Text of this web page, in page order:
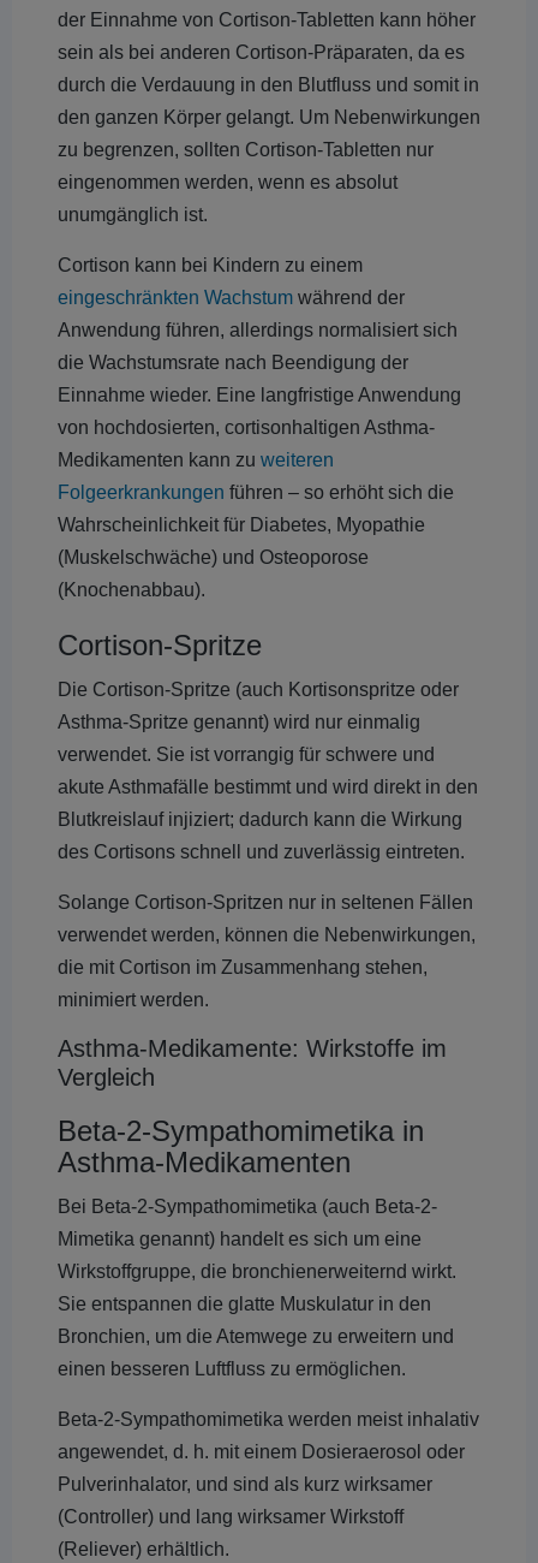
der Einnahme von Cortison-Tabletten kann höher
sein als bei anderen Cortison-Präparaten, da es
durch die Verdauung in den Blutfluss und somit in
den ganzen Körper gelangt. Um Nebenwirkungen
zu begrenzen, sollten Cortison-Tabletten nur
eingenommen werden, wenn es absolut
unumgänglich ist.
Cortison kann bei Kindern zu einem
eingeschränkten Wachstum während der
Anwendung führen, allerdings normalisiert sich
die Wachstumsrate nach Beendigung der
Einnahme wieder. Eine langfristige Anwendung
von hochdosierten, cortisonhaltigen Asthma-
Medikamenten kann zu weiteren
Folgeerkrankungen führen – so erhöht sich die
Wahrscheinlichkeit für Diabetes, Myopathie
(Muskelschwäche) und Osteoporose
(Knochenabbau).
Cortison-Spritze
Die Cortison-Spritze (auch Kortisonspritze oder
Asthma-Spritze genannt) wird nur einmalig
verwendet. Sie ist vorrangig für schwere und
akute Asthmafälle bestimmt und wird direkt in den
Blutkreislauf injiziert; dadurch kann die Wirkung
des Cortisons schnell und zuverlässig eintreten.
Solange Cortison-Spritzen nur in seltenen Fällen
verwendet werden, können die Nebenwirkungen,
die mit Cortison im Zusammenhang stehen,
minimiert werden.
Asthma-Medikamente: Wirkstoffe im
Vergleich
Beta-2-Sympathomimetika in
Asthma-Medikamenten
Bei Beta-2-Sympathomimetika (auch Beta-2-
Mimetika genannt) handelt es sich um eine
Wirkstoffgruppe, die bronchienerweiternd wirkt.
Sie entspannen die glatte Muskulatur in den
Bronchien, um die Atemwege zu erweitern und
einen besseren Luftfluss zu ermöglichen.
Beta-2-Sympathomimetika werden meist inhalativ
angewendet, d. h. mit einem Dosieraerosol oder
Pulverinhalator, und sind als kurz wirksamer
(Controller) und lang wirksamer Wirkstoff
(Reliever) erhältlich.